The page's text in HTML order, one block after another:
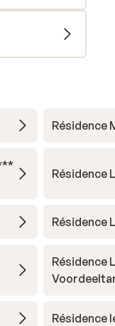
Résidence
Résidence
Résidence
Résidence
Résidence